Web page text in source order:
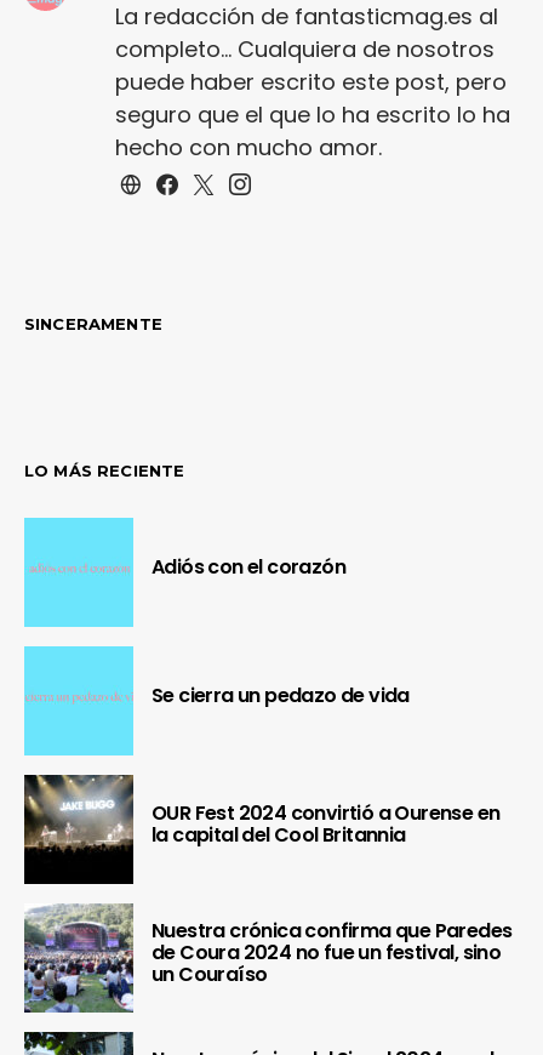
La redacción de fantasticmag.es al
completo... Cualquiera de nosotros
puede haber escrito este post, pero
seguro que el que lo ha escrito lo ha
hecho con mucho amor.
SINCERAMENTE
LO MÁS RECIENTE
Adiós con el corazón
Se cierra un pedazo de vida
OUR Fest 2024 convirtió a Ourense en
la capital del Cool Britannia
Nuestra crónica confirma que Paredes
de Coura 2024 no fue un festival, sino
un Couraíso